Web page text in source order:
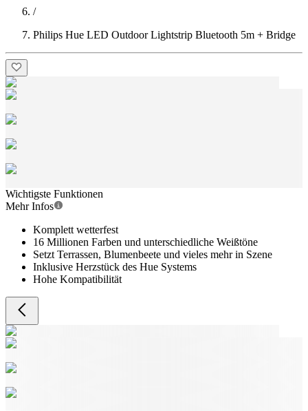
/
Philips Hue LED Outdoor Lightstrip Bluetooth 5m + Bridge
Wichtigste Funktionen
Mehr Infos
Komplett wetterfest
16 Millionen Farben und unterschiedliche Weißtöne
Setzt Terrassen, Blumenbeete und vieles mehr in Szene
Inklusive Herzstück des Hue Systems
Hohe Kompatibilität